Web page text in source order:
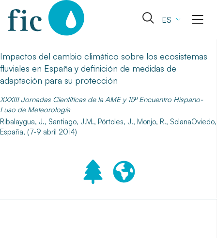
content
Abrir
búsqueda
ES
Impactos del cambio climático sobre los ecosistemas
fluviales en España y definición de medidas de
adaptación para su protección
XXXIII Jornadas Científicas de la AME y 15º Encuentro Hispano-
Luso de Meteorología
Ribalaygua, J., Santiago, J.M., Pórtoles, J., Monjo, R., SolanaOviedo,
España, (7-9 abril 2014)